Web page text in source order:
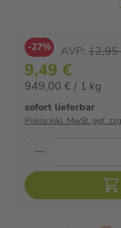
-27% AVP: 12,95
9,49 €
949,00 € / 1 kg
sofort lieferbar
Preise inkl. MwSt. ggf.